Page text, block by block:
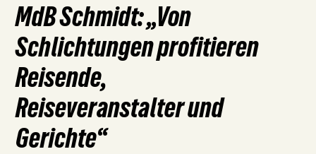
MdB Schmidt: „Von
Schlichtungen profitieren
Reisende,
Reiseveranstalter und
Gerichte“